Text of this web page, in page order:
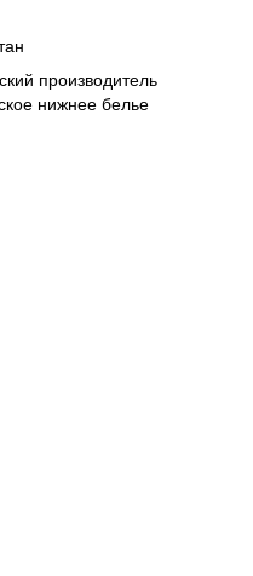
производитель
нижнее белье